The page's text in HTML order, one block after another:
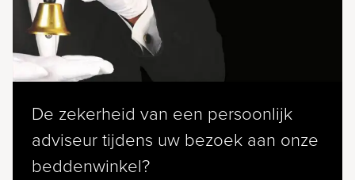
De zekerheid van een persoonlijk
adviseur tijdens uw bezoek aan onze
beddenwinkel?